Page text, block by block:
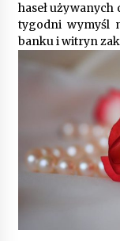
haseł
tygodni wymyśl
banku i witryn